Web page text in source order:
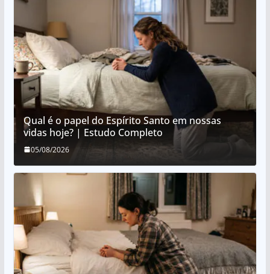
Qual é o papel do Espírito Santo em nossas
vidas hoje? | Estudo Completo
05/08/2026